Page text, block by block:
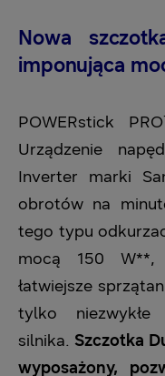
Nowa
imponująca
POWERstick
Urządzenie
Inverter marki
obrotów na
tego typu
mocą 150
łatwiejsze
tylko niezwykłe
silnika. Szczotka
wyposażony,